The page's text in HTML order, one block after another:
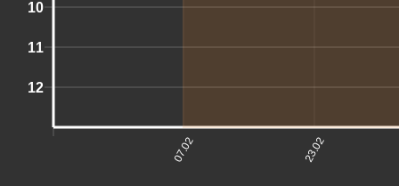
10
11
12
07.02 23.02